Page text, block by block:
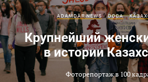
ADAMDAR NEWS DOCA
Крупнейший
в истории
Фоторепортаж в 100